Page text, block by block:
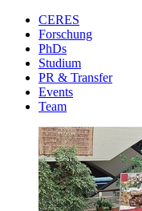
CERES
Forschung
PhDs
Studium
PR & Transfer
Events
Team